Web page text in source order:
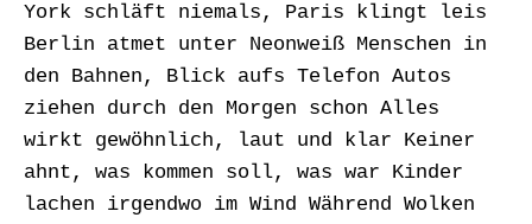
York schläft niemals, Paris klingt leis
Berlin atmet unter Neonweiß Menschen in
den Bahnen, Blick aufs Telefon Autos
ziehen durch den Morgen schon Alles
wirkt gewöhnlich, laut und klar Keiner
ahnt, was kommen soll, was war Kinder
lachen irgendwo im Wind Während Wolken